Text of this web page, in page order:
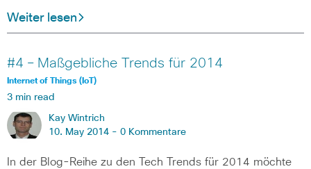
Weiter lesen
#4 – Maßgebliche Trends für 2014
Internet of Things (IoT)
3 min read
Kay Wintrich
10. May 2014 - 0 Kommentare
In der Blog-Reihe zu den Tech Trends für 2014 möchte